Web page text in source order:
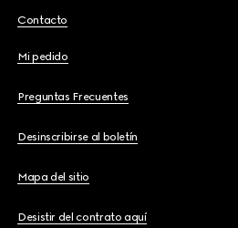
Contacto
Mi pedido
Preguntas Frecuentes
Desinscribirse al boletín
Mapa del sitio
Desistir del contrato aquí